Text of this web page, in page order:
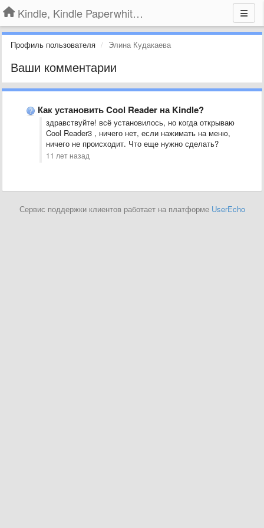
Kindle, Kindle Paperwhite, Kindle Voyage
Профиль пользователя Элина Кудакаева
Ваши комментарии
Как установить Cool Reader на Kindle?
здравствуйте! всё установилось, но когда открываю
Cool Reader3 , ничего нет, если нажимать на меню,
ничего не происходит. Что еще нужно сделать?
11 лет назад
Сервис поддержки клиентов работает на платформе UserEcho